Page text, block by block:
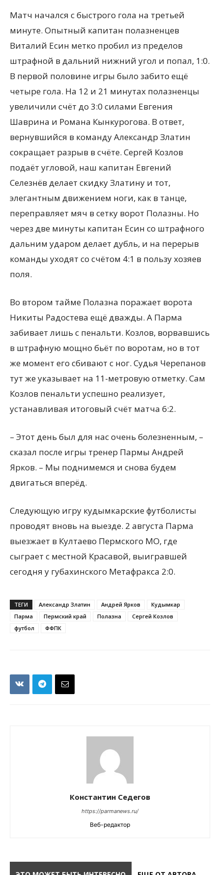
Матч начался с быстрого гола на третьей
минуте. Опытный капитан полазненцев
Виталий Есин метко пробил из пределов
штрафной в дальний нижний угол и попал, 1:0.
В первой половине игры было забито ещё
четыре гола. На 12 и 21 минутах полазненцы
увеличили счёт до 3:0 силами Евгения
Шаврина и Романа Кынкурогова. В ответ,
вернувшийся в команду Александр Златин
сокращает разрыв в счёте. Сергей Козлов
подаёт угловой, наш капитан Евгений
Селезнёв делает скидку Златину и тот,
элегантным движением ноги, как в танце,
переправляет мяч в сетку ворот Полазны. Но
через две минуты капитан Есин со штрафного
дальним ударом делает дубль, и на перерыв
команды уходят со счётом 4:1 в пользу хозяев
поля.
Во втором тайме Полазна поражает ворота
Никиты Радостева ещё дважды. А Парма
забивает лишь с пенальти. Козлов, ворвавшись
в штрафную мощно бьёт по воротам, но в тот
же момент его сбивают с ног. Судья Черепанов
тут же указывает на 11-метровую отметку. Сам
Козлов пенальти успешно реализует,
устанавливая итоговый счёт матча 6:2.
– Этот день был для нас очень болезненным, –
сказал после игры тренер Пармы Андрей
Ярков. – Мы поднимемся и снова будем
двигаться вперёд.
Следующую игру кудымкарские футболисты
проводят вновь на выезде. 2 августа Парма
выезжает в Култаево Пермского МО, где
сыграет с местной Красавой, выигравшей
сегодня у губахинского Метафракса 2:0.
ТЕГИ Александр Златин Андрей Ярков
Кудымкар
Парма
Пермский край Полазна
Сергей Козлов
футбол
ФФПК
Константин Седегов
https://parmanews.ru/
Веб-редактор